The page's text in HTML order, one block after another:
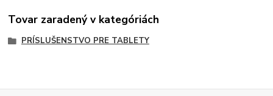
Tovar zaradený v kategóriách
PRÍSLUŠENSTVO PRE TABLETY